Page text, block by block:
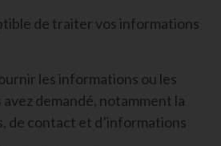
de traiter vos informations
les informations ou les
demandé, notamment la
de contact et d’informations